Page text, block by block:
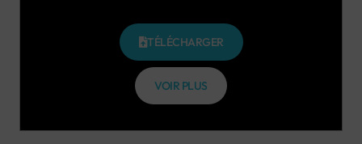
TÉLÉCHARGER
VOIR PLUS